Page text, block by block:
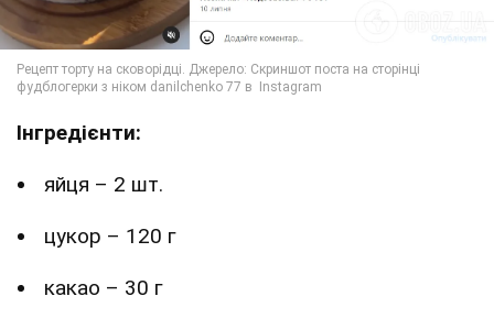
Інгредієнти:
яйця – 2 шт.
цукор – 120 г
какао – 30 г